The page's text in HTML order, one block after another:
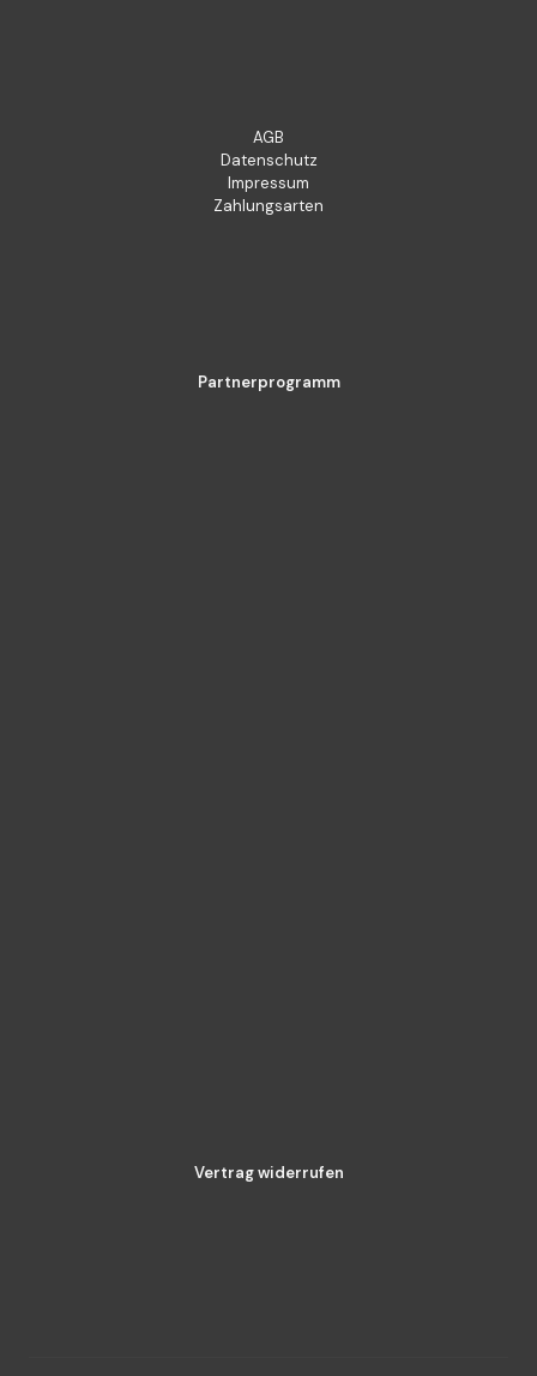
AGB
Datenschutz
Impressum
Zahlungsarten
Partnerprogramm
Vertrag widerrufen